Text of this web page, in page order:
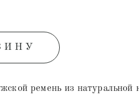
ремень из натуральной